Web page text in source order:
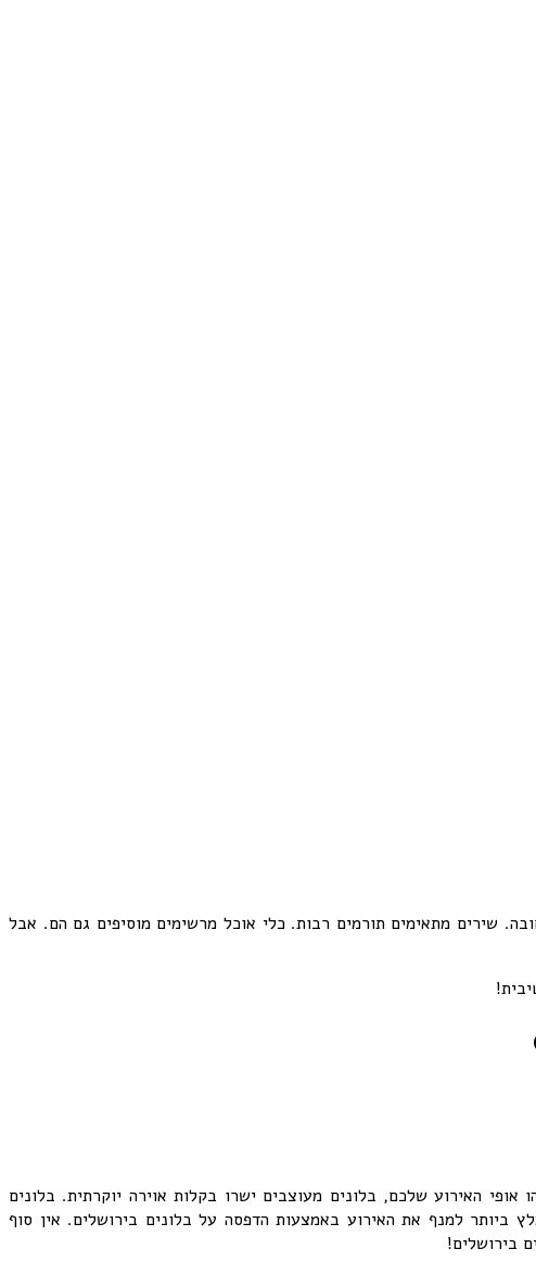
שירים מתאימים תורמים רבות. כלי אוכל מרשימים מוסיפים גם הם. אבל
האירוע שלכם, בלונים מעוצבים ישרו בקלות אוירה יוקרתית. בלונים
ביותר למנף את האירוע באמצעות הדפסה על בלונים בירושלים. אין סוף
בירושלים!